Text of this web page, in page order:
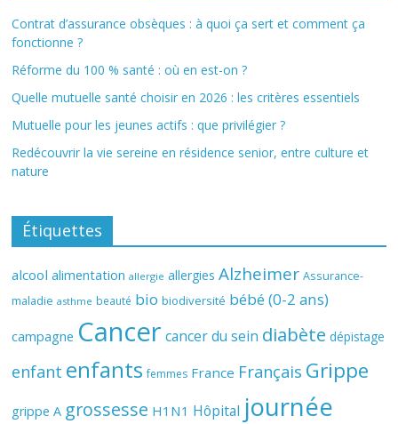
Contrat d’assurance obsèques : à quoi ça sert et comment ça
fonctionne ?
Réforme du 100 % santé : où en est-on ?
Quelle mutuelle santé choisir en 2026 : les critères essentiels
Mutuelle pour les jeunes actifs : que privilégier ?
Redécouvrir la vie sereine en résidence senior, entre culture et
nature
Étiquettes
alcool alimentation allergie allergies Alzheimer Assurance-
maladie asthme beauté bio biodiversité bébé (0-2 ans)
campagne Cancer cancer du sein diabète dépistage
enfant enfants femmes France Français Grippe
grippe A grossesse H1N1 Hôpital journée